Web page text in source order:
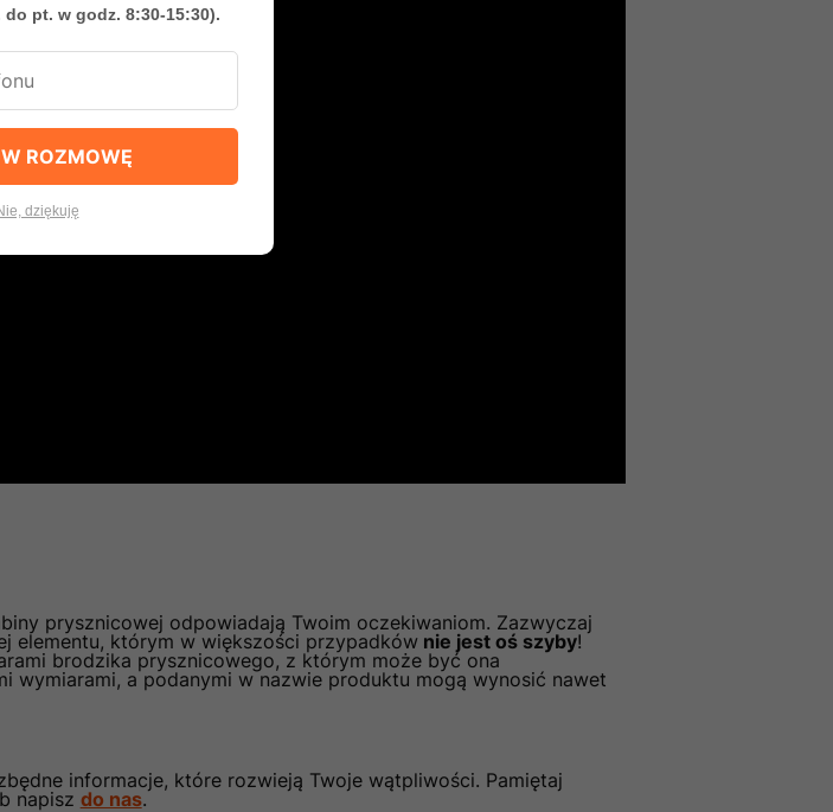
prysznicowej odpowiadają Twoim oczekiwaniom. Zazwyczaj
elementu, którym w większości przypadkównie jest oś szyby!
brodzika prysznicowego, z którym może być ona
wymiarami, a podanymi w nazwie produktu mogą wynosić nawet
informacje, które rozwieją Twoje wątpliwości. Pamiętaj
napisz do nas.
pt. w godz. 8:30-15:30).
ROZMOWĘ
dziękuję